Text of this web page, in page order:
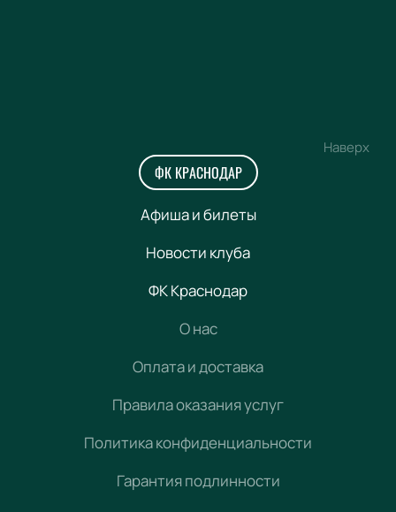
Наверх
ФК КРАСНОДАР
Афиша и билеты
Новости клуба
ФК Краснодар
О нас
Оплата и доставка
Правила оказания услуг
Политика конфиденциальности
Гарантия подлинности